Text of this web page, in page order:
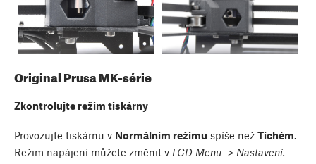
Original Prusa MK-série
Zkontrolujte režim tiskárny
Provozujte tiskárnu v Normálním režimu spíše než Tichém.
Režim napájení můžete změnit v LCD Menu -> Nastavení.